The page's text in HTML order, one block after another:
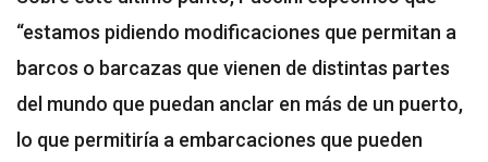
“estamos pidiendo modificaciones que permitan a
barcos o barcazas que vienen de distintas partes
del mundo que puedan anclar en más de un puerto,
lo que permitiría a embarcaciones que pueden